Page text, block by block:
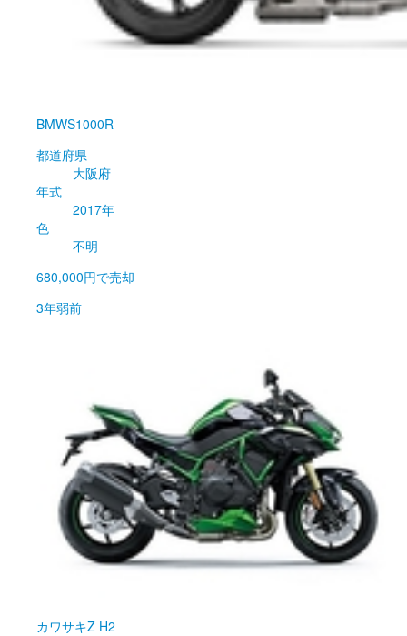
BMWS1000R
都道府県
大阪府
年式
2017年
色
不明
680,000円で売却
3年弱前
カワサキZ H2